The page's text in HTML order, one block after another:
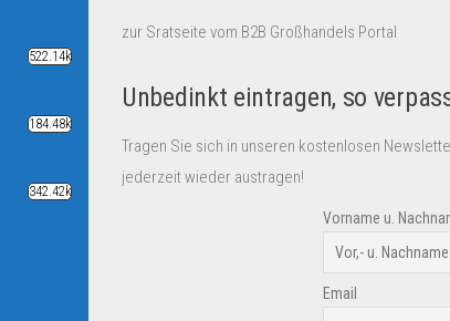
zur Sratseite vom B2B Großhandels Portal
Unbedinkt eintragen, so
Tragen Sie sich in unseren kostenlosen
jederzeit wieder austragen!
Vorname u.
Email
522.14k
184.48k
342.42k